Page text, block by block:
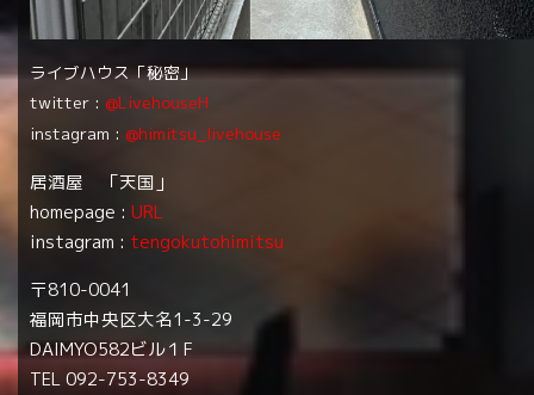
ライブハウス「秘密」
twitter : @LivehouseH
instagram : @himitsu_livehouse
居酒屋 「天国」
homepage : URL
instagram : tengokutohimitsu
〒810-0041
福岡市中央区大名1-3-29
DAIMYO582ビル１F
TEL 092-753-8349